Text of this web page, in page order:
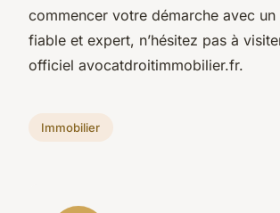
commencer votre démarche avec
fiable et expert, n’hésitez pas à
officiel avocatdroitimmobilier.fr.
Immobilier